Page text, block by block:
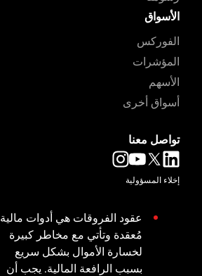
الأسواق
الفوركس
المؤشرات
الأسهم
أسواق أخرى
تواصل معنا
إخلاء المسؤولية
عقود الفروقات هي أدوات مالية
مُعقدة وتأتي مع مخاطر كبيرة
لخسارة الأموال بشكل سريع
بسبب الرافعة المالية. يجب أن